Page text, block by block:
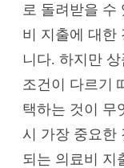
로 돌려받을 수
비 지출에 대한
니다. 하지만
조건이 다르기
택하는 것이 무
시 가장 중요한
되는 의료비 지